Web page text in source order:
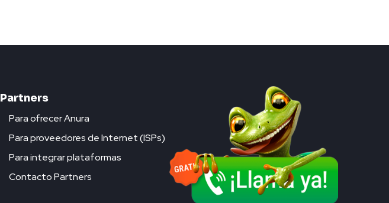
Partners
Para ofrecer Anura
Para proveedores de Internet (ISPs)
Para integrar plataformas
Contacto Partners